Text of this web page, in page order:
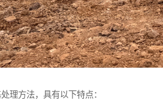
理方法，具有以下特点：